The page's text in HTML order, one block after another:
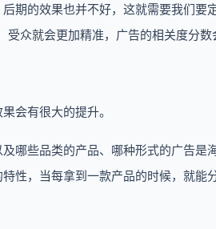
期的效果也并不好，这就需要我们要
众就会更加精准，广告的相关度分
会有很大的提升。
哪些品类的产品、哪种形式的广告是
性，当每拿到一款产品的时候，就能